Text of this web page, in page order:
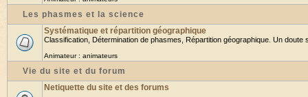
Les phasmes et la science
Systématique et répartition géographique
Classification, Détermination de phasmes, Répartition géographique. Un doute
Animateur : animateurs
Vie du site et du forum
Netiquette du site et des forums